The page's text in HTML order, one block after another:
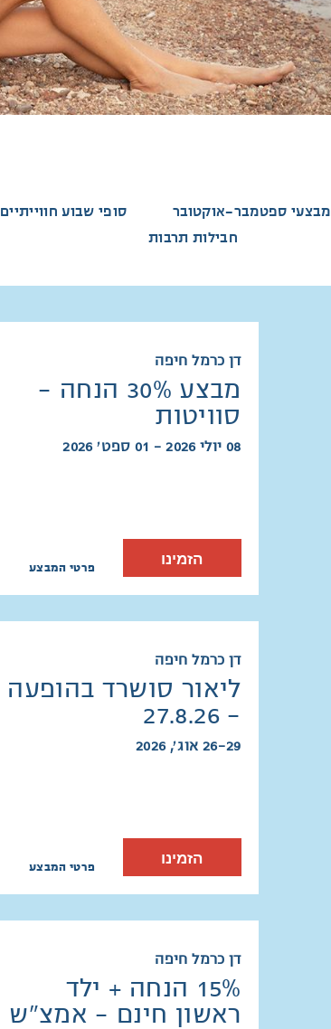
מבצעי ספטמבר-אוקטובר סופי שבוע חווייתיים
חבילות תרבות
דן כרמל חיפה
מבצע 30% הנחה -
סוויטות
08 יולי 2026 - 01 ספט׳ 2026
הזמינו פרטי המבצע
דן כרמל חיפה
ליאור סושרד בהופעה
- 27.8.26
26-29 אוג׳, 2026
הזמינו פרטי המבצע
דן כרמל חיפה
15% הנחה + ילד
ראשון חינם - אמצ"ש